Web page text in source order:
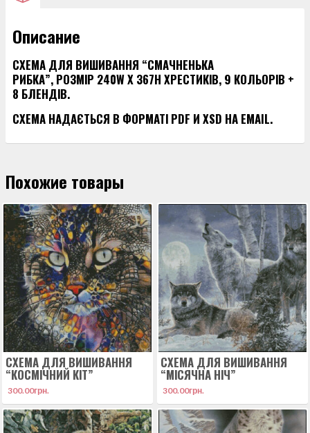
Описание
СХЕМА ДЛЯ ВИШИВАННЯ “СМАЧНЕНЬКА
РИБКА”, РОЗМІР 240W X 367H ХРЕСТИКІВ, 9 КОЛЬОРІВ +
8 БЛЕНДІВ.
СХЕМА НАДАЄТЬСЯ В ФОРМАТІ PDF И XSD НА EMAIL.
Похожие товары
СХЕМА ДЛЯ ВИШИВАННЯ
“КОСМІЧНИЙ КІТ”
300.00грн.
СХЕМА ДЛЯ ВИШИВАННЯ
“МІСЯЧНА НІЧ”
300.00грн.